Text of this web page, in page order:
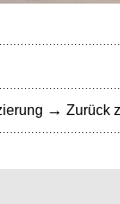
→ Zurück